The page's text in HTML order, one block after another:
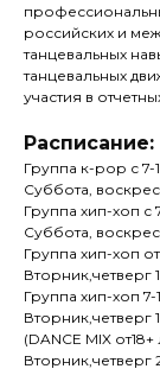
российских и
танцевальных
танцевальных
участия в
Расписание:
Группа к-рор с 7-
Суббота,
Группа хип-хоп с
Суббота,
Группа хип-хоп от
Вторник,четверг
Группа хип-хоп 7-
Вторник,четверг
(DANCE MIX от18+
Вторник,четверг